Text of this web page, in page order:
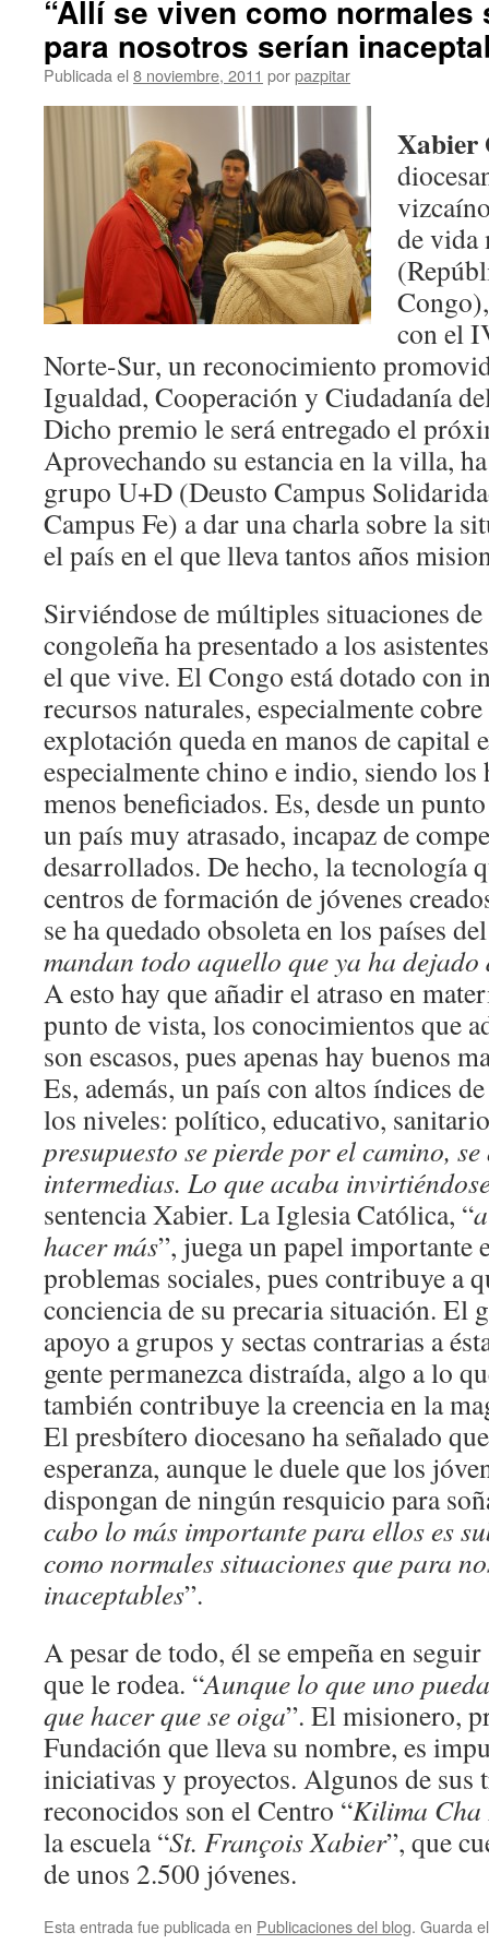
“Allí se viven como
para nosotros serían
Publicada el 8 noviembre, 2011 porpazpitar
Xabier
de vida
con el
Norte-Sur, un reconocimiento
Igualdad, Cooperación y Ciudadanía
Dicho premio le será entregado el
Aprovechando su estancia en la villa,
grupo U+D (Deusto Campus
Campus Fe) a dar una charla sobre la
el país en el que lleva tantos años
Sirviéndose de múltiples situaciones
congoleña ha presentado a los
el que vive. El Congo está dotado con
recursos naturales, especialmente
explotación queda en manos de capital
especialmente chino e indio, siendo los
menos beneficiados. Es, desde un
un país muy atrasado, incapaz de
desarrollados. De hecho, la tecnología
centros de formación de jóvenes
se ha quedado obsoleta en los países
mandan todo aquello que ya ha
A esto hay que añadir el atraso en
punto de vista, los conocimientos que
son escasos, pues apenas hay buenos
Es, además, un país con altos índices
los niveles: político, educativo,
presupuesto se pierde por el camino, se
intermedias. Lo que acaba
sentencia Xabier. La Iglesia Católica, “
hacer más”, juega un papel importante
problemas sociales, pues contribuye a
conciencia de su precaria situación. El
apoyo a grupos y sectas contrarias a
gente permanezca distraída, algo a lo
también contribuye la creencia en la
El presbítero diocesano ha señalado
esperanza, aunque le duele que los
dispongan de ningún resquicio para
cabo lo más importante para ellos es
como normales situaciones que para
inaceptables”.
A pesar de todo, él se empeña en
que le rodea. “Aunque lo que uno
que hacer que se oiga”. El misionero,
Fundación que lleva su nombre, es
iniciativas y proyectos. Algunos de sus
reconocidos son el Centro “Kilima
la escuela “St. François Xabier”, que
de unos 2.500 jóvenes.
Esta entrada fue publicada en Publicaciones del blog. Guarda